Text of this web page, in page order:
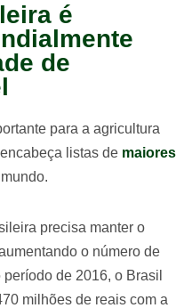
é
de
para a agricultura
listas de maiores
precisa manter o
o número de
de 2016, o Brasil
milhões de reais com a